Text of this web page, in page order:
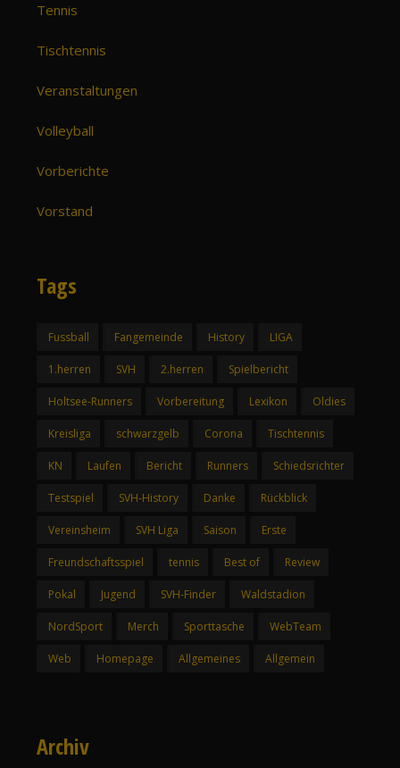
Tennis
Tischtennis
Veranstaltungen
Volleyball
Vorberichte
Vorstand
Tags
Fussball Fangemeinde History LIGA
1.herren SVH 2.herren Spielbericht
Holtsee-Runners Vorbereitung Lexikon Oldies
Kreisliga schwarzgelb Corona Tischtennis
KN Laufen Bericht Runners Schiedsrichter
Testspiel SVH-History Danke Rückblick
Vereinsheim SVH Liga Saison Erste
Freundschaftsspiel tennis Best of Review
Pokal Jugend SVH-Finder Waldstadion
NordSport Merch Sporttasche WebTeam
Web Homepage Allgemeines Allgemein
Archiv